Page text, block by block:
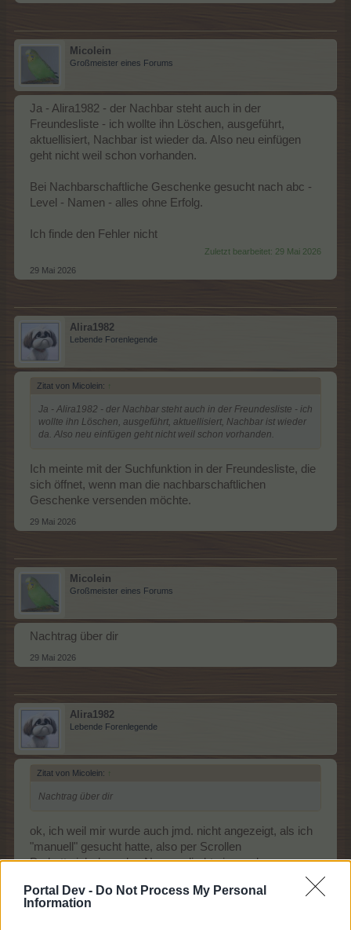
Portal Dev - Do Not Process My Personal
Information
Micolein
Großmeister eines Forums
Ja - Alira1982 - der Nachbar steht auch in der
Freundesliste - ich wollte ihn Löschen, ausgeführt,
aktuellisiert, Nachbar ist wieder da. Also neu einfügen
geht nicht weil schon vorhanden.
Bei Nachbarschaftliche Geschenke gesucht nach abc -
Level - Namen - alles ohne Erfolg.
Ich finde den Fehler nicht
Zuletzt bearbeitet: 29 Mai 2026
29 Mai 2026
Alira1982
Lebende Forenlegende
Zitat von Micolein: ↑
Ja - Alira1982 - der Nachbar steht auch in der Freundesliste - ich
wollte ihn Löschen, ausgeführt, aktuellisiert, Nachbar ist wieder
da. Also neu einfügen geht nicht weil schon vorhanden.
Ich meinte mit der Suchfunktion in der Freundesliste, die
sich öffnet, wenn man die nachbarschaftlichen
Geschenke versenden möchte.
29 Mai 2026
Micolein
Großmeister eines Forums
Nachtrag über dir
29 Mai 2026
Alira1982
Lebende Forenlegende
Zitat von Micolein: ↑
Nachtrag über dir
ok, ich weil mir wurde auch jmd. nicht angezeigt, als ich
"manuell" gesucht hatte, also per Scrollen
Da hatte ich dann den Namen direkt eingegeben